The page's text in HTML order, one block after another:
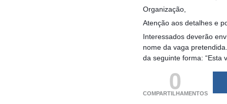
Organização,
Atenção aos detalhes e
Interessados deverão
nome da vaga
da seguinte forma: “Esta
0
COMPARTILHAMENTOS